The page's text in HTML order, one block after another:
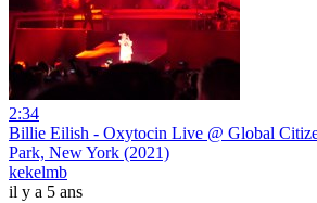
2:34
Billie Eilish - Oxytocin Live @ Global
Park, New York (2021)
kekelmb
il y a 5 ans